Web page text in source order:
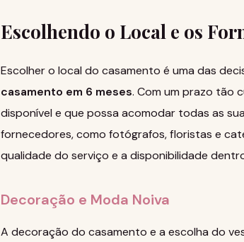
Escolhendo o Local e os
Escolher o local do casamento é uma das
casamento em 6 meses. Com um prazo tão
disponível e que possa acomodar todas as
fornecedores, como fotógrafos, floristas e
qualidade do serviço e a disponibilidade
Decoração e Moda Noiva
A decoração do casamento e a escolha do